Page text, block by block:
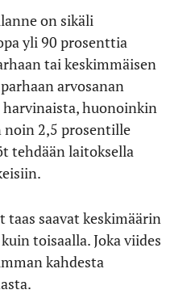
on sikäli
yli 90 prosenttia
tai keskimmäisen
arvosanan
huonoinkin
noin 2,5 prosentille
tehdään laitoksella
taas saavat keskimäärin
toisaalla. Joka viides
kahdesta